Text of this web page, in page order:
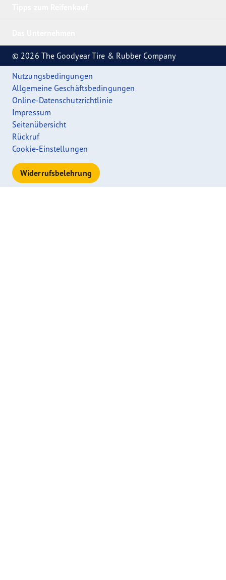
© 2026 The Goodyear Tire & Rubber Company
Nutzungsbedingungen
Allgemeine Geschäftsbedingungen
Online-Datenschutzrichtlinie
Impressum
Seitenübersicht
Rückruf
Cookie-Einstellungen
Widerrufsbelehrung